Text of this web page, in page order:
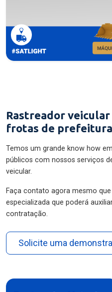
Rastreador
frotas de
Temos um grande know how
públicos com nossos serviços
veicular.
Faça contato agora mesmo
especializada que poderá
contratação.
Solicite uma